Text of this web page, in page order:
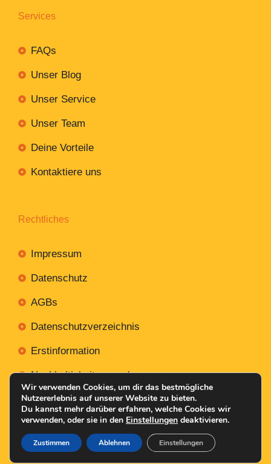
Services
FAQs
Unser Blog
Unser Service
Unser Team
Deine Vorteile
Kontaktiere uns
Rechtliches
Impressum
Datenschutz
AGBs
Datenschutzverzeichnis
Erstinformation
Nachhaltigkeitsverordnung
Mit Erstellt NR-Webservices.de© 2026
Wir verwenden Cookies, um dir das bestmögliche
Nutzererlebnis auf unserer Website zu bieten.
Du kannst mehr darüber erfahren, welche Cookies wir
verwenden, oder sie in den Einstellungen deaktivieren.
Zustimmen Ablehnen Einstellungen